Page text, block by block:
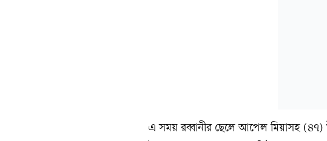
এ সময় রব্বানীর ছেলে আপেল মিয়াসহ